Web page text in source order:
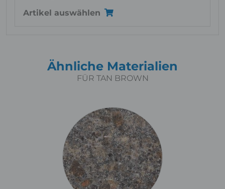
Artikel auswählen
Ähnliche Materialien
FÜR TAN BROWN